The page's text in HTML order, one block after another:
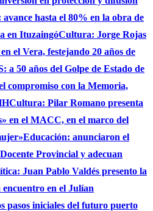
hasta el 80% en la obra de
en ItuzaingóCultura: Jorge Rojas
el Vera, festejando 20 años de
a 50 años del Golpe de Estado de
compromiso con la Memoria,
Cultura: Pilar Romano presenta
en el MACC, en el marco del
Educación: anunciaron el
Provincial y adecuan
Juan Pablo Valdés presento la
en el Julían
pasos iniciales del futuro puerto